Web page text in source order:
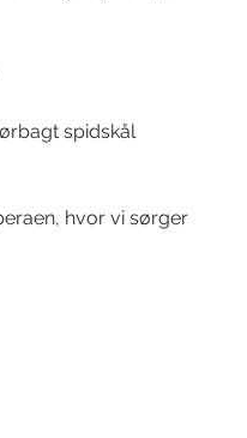
spidskål
hvor vi sørger